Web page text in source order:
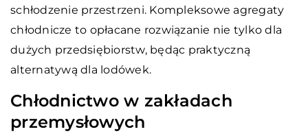
schłodzenie przestrzeni. Kompleksowe agregaty
chłodnicze to opłacane rozwiązanie nie tylko dla
dużych przedsiębiorstw, będąc praktyczną
alternatywą dla lodówek.
Chłodnictwo w zakładach
przemysłowych